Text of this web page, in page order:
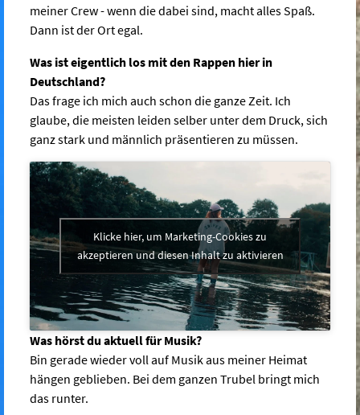
meiner Crew - wenn die dabei sind, macht alles Spaß.
Dann ist der Ort egal.
Was ist eigentlich los mit den Rappen hier in
Deutschland?
Das frage ich mich auch schon die ganze Zeit. Ich
glaube, die meisten leiden selber unter dem Druck, sich
ganz stark und männlich präsentieren zu müssen.
Klicke hier, um Marketing-Cookies zu
akzeptieren und diesen Inhalt zu aktivieren
Was hörst du aktuell für Musik?
Bin gerade wieder voll auf Musik aus meiner Heimat
hängen geblieben. Bei dem ganzen Trubel bringt mich
das runter.